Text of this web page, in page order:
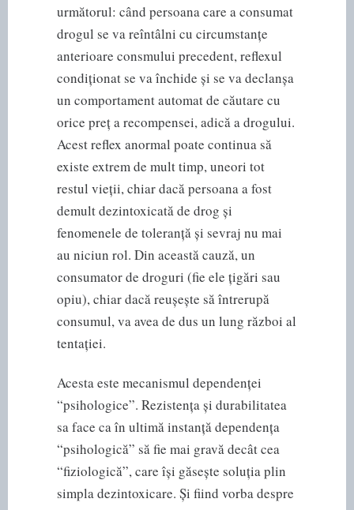
următorul: când persoana care a consumat
drogul se va reîntâlni cu circumstanțe
anterioare consmului precedent, reflexul
condiționat se va închide și se va declanșa
un comportament automat de căutare cu
orice preț a recompensei, adică a drogului.
Acest reflex anormal poate continua să
existe extrem de mult timp, uneori tot
restul vieții, chiar dacă persoana a fost
demult dezintoxicată de drog și
fenomenele de toleranță și sevraj nu mai
au niciun rol. Din această cauză, un
consumator de droguri (fie ele țigări sau
opiu), chiar dacă reușește să întrerupă
consumul, va avea de dus un lung război al
tentației.
Acesta este mecanismul dependenței
“psihologice”. Rezistența și durabilitatea
sa face ca în ultimă instanță dependența
“psihologică” să fie mai gravă decât cea
“fiziologică”, care își găsește soluția plin
simpla dezintoxicare. Și fiind vorba despre